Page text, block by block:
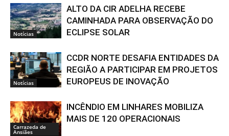
Notícias
ALTO DA CIR ADELHA RECEBE
CAMINHADA PARA OBSERVAÇÃO DO
ECLIPSE SOLAR
Notícias
CCDR NORTE DESAFIA ENTIDADES DA
REGIÃO A PARTICIPAR EM PROJETOS
EUROPEUS DE INOVAÇÃO
Carrazeda de
Ansiães
INCÊNDIO EM LINHARES MOBILIZA
MAIS DE 120 OPERACIONAIS